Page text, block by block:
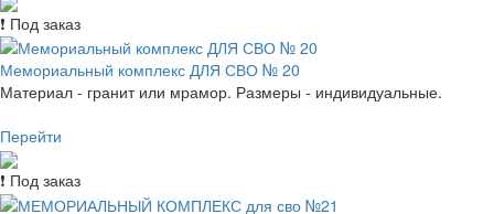
❗ Под заказ
Мемориальный комплекс ДЛЯ СВО № 20
Материал - гранит или мрамор. Размеры - индивидуальные.
Перейти
❗ Под заказ